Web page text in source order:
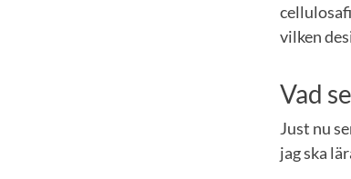
vilken
Vad
Just nu
jag ska